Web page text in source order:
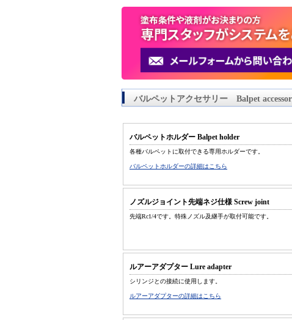
バルペットアクセサリー Balpet
バルペットホルダー Balpet holder
各種バルペットに取付できる専用ホルダーです。
バルペットホルダーの詳細はこちら
ノズルジョイント先端ネジ仕様 Screw joint
先端Rc1/4です。特殊ノズル及継手が取付可能です。
ルアーアダプター Lure adapter
シリンジとの接続に使用します。
ルアーアダプターの詳細はこちら